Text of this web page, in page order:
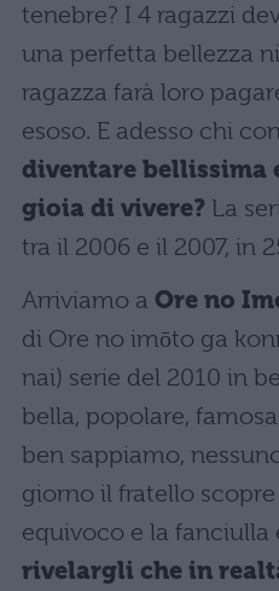
tenebre? I 4 ragazzi
una perfetta bellezza
ragazza farà loro
esoso. E adesso chi
diventare bellissima
gioia di vivere? La
tra il 2006 e il 2007, in
Arriviamo a Ore no
di Ore no imōto ga
nai) serie del 2010 in
bella, popolare,
ben sappiamo,
giorno il fratello
equivoco e la fanciulla
rivelargli che in